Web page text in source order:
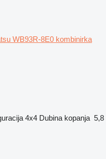
WB93R-8E0 kombinirka
4x4 Dubina kopanja 5,8